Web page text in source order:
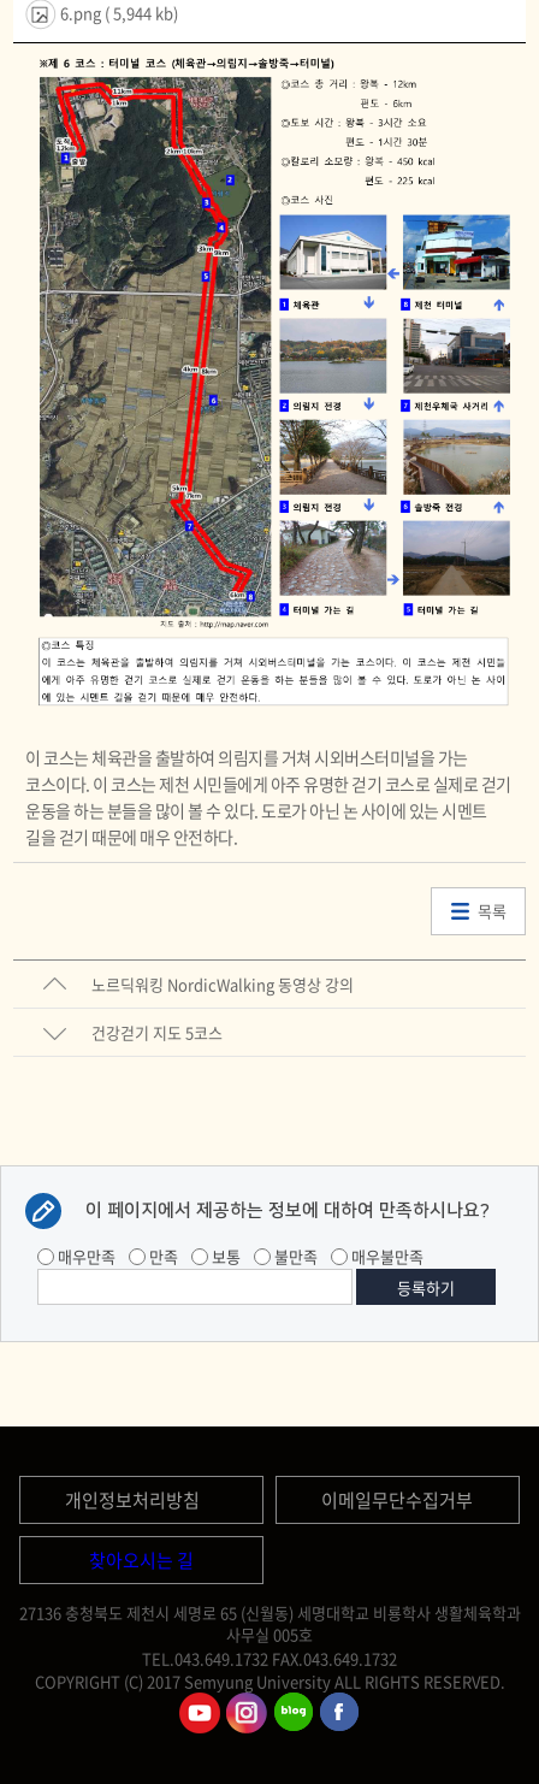
6.png ( 5,944 kb)
이 코스는 체육관을 출발하여 의림지를 거쳐 시외버스터미널을 가는
코스이다. 이 코스는 제천 시민들에게 아주 유명한 걷기 코스로 실제로 걷기
운동을 하는 분들을 많이 볼 수 있다. 도로가 아닌 논 사이에 있는 시멘트
길을 걷기 때문에 매우 안전하다.
목록
노르딕워킹 NordicWalking 동영상 강의
건강걷기 지도 5코스
이 페이지에서 제공하는 정보에 대하여 만족하시나요?
매우만족 만족 보통 불만족 매우불만족
개인정보처리방침 이메일무단수집거부
찾아오시는 길
27136 충청북도 제천시 세명로 65 (신월동) 세명대학교 비룡학사 생활체육학과
사무실 005호
TEL.043.649.1732 FAX.043.649.1732
COPYRIGHT (C) 2017 Semyung University ALL RIGHTS RESERVED.